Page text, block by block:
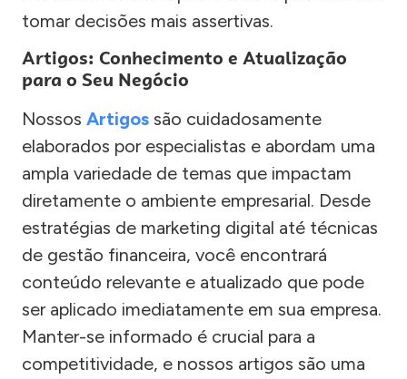
tomar decisões mais assertivas.
Artigos: Conhecimento e Atualização
para o Seu Negócio
Nossos Artigos são cuidadosamente
elaborados por especialistas e abordam uma
ampla variedade de temas que impactam
diretamente o ambiente empresarial. Desde
estratégias de marketing digital até técnicas
de gestão financeira, você encontrará
conteúdo relevante e atualizado que pode
ser aplicado imediatamente em sua empresa.
Manter-se informado é crucial para a
competitividade, e nossos artigos são uma